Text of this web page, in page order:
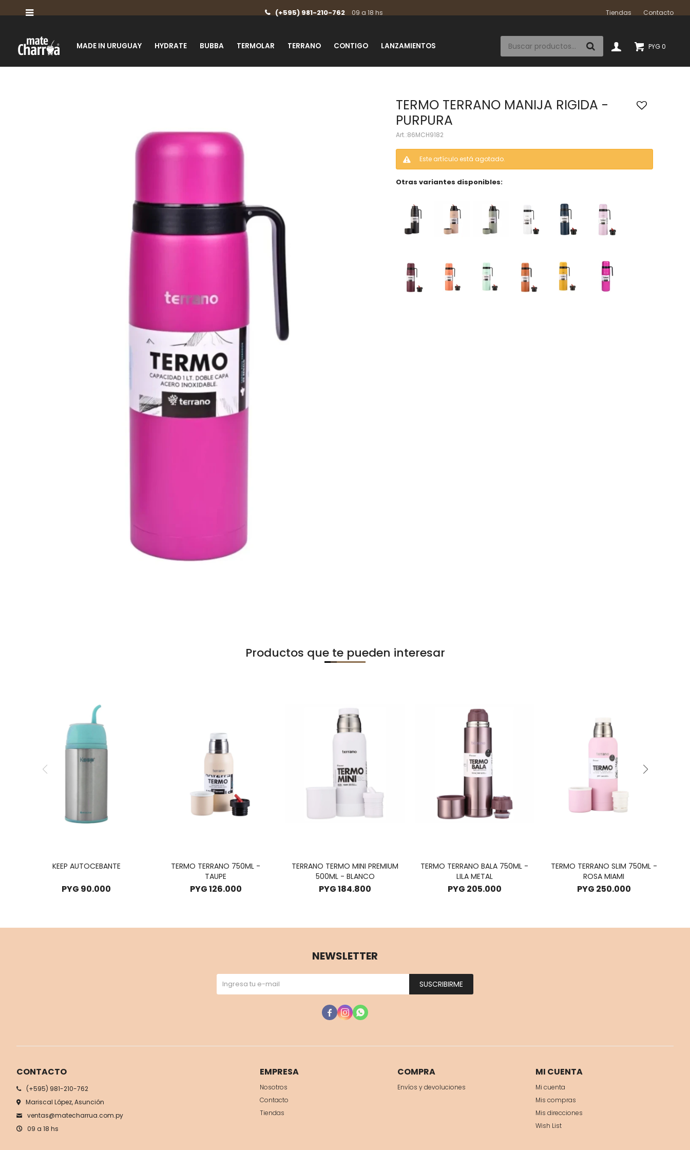
MADE IN URUGUAY HYDRATE BUBBA TERMOLAR TERRANO CONTIGO LANZAMIENTOS PYG0
(+595) 981-210-762 09 a 18 hs Tiendas Contacto

TERMO TERRANO MANIJA RIGIDA -
PURPURA
86MCH9182
Este artículo está agotado.
Otras variantes disponibles:
Productos que te pueden interesar
KEEP AUTOCEBANTE
PYG 90.000
TERMO TERRANO 750ML -
TAUPE
PYG126.000
TERRANO TERMO MINI PREMIUM
500ML - BLANCO
PYG184.800
TERMO TERRANO BALA 750ML -
LILA METAL
PYG 205.000
TERMO TERRANO SLIM 750ML -
ROSA MIAMI
PYG 250.000
CONTACTO
(+595) 981-210-762
Mariscal López, Asunción
ventas@matecharrua.com.py
09 a 18 hs
EMPRESA
Nosotros
Contacto
Tiendas
COMPRA
Envíos y devoluciones
MI CUENTA
Mi cuenta
Mis compras
Mis direcciones
Wish List
NEWSLETTER
SUSCRIBIRME
  